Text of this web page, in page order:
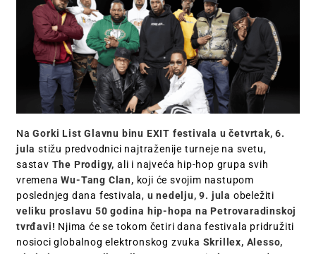
NaGorki List Glavnu binu EXIT festivala u četvrtak, 6.
jula stižu predvodnici najtraženije turneje na svetu,
sastav The Prodigy,ali i najveća hip-hop grupa svih
vremenaWu-Tang Clan, koji će svojim nastupom
poslednjeg dana festivala, u nedelju, 9. jula obeležiti
veliku proslavu 50 godina hip-hopa na Petrovaradinskoj
tvrđavi! Njima će se tokom četiri dana festivala pridružiti
nosioci globalnog elektronskog zvuka Skrillex, Alesso,